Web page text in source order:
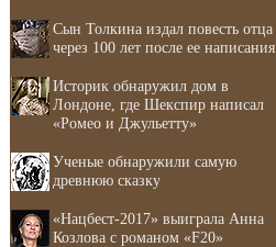
Сын Толкина издал повесть отца
через 100 лет после ее написания
Историк обнаружил дом в
Лондоне, где Шекспир написал
«Ромео и Джульетту»
Ученые обнаружили самую
древнюю сказку
«Нацбест-2017» выиграла Анна
Козлова с романом «F20»